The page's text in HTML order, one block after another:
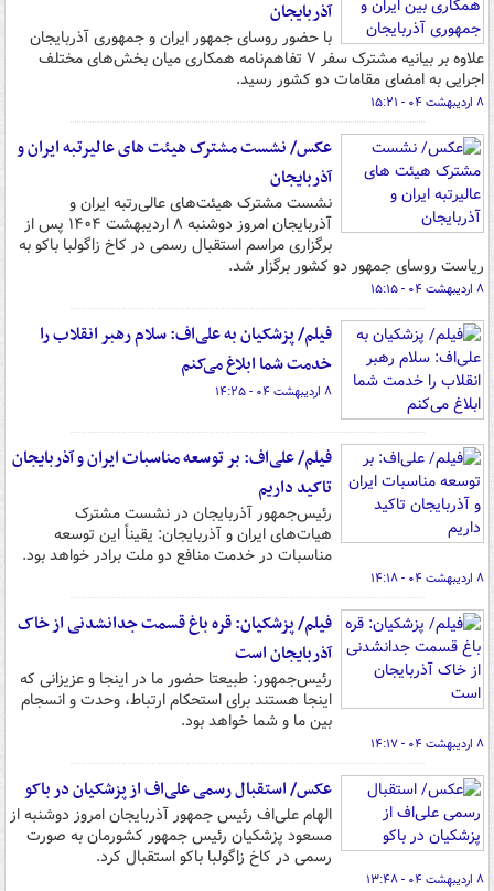
آذربایجان
با حضور روسای جمهور ایران و جمهوری آذربایجان
علاوه بر بیانیه مشترک سفر ۷ تفاهم‌نامه همکاری میان بخش‌های مختلف
اجرایی به امضای مقامات دو کشور رسید.
۸ اردیبهشت ۰۴ - ۱۵:۲۱
عکس/ نشست مشترک هیئت های عالیرتبه ایران و
آذربایجان
نشست مشترک هیئت‌های عالی‌رتبه ایران و
آذربایجان امروز دوشنبه ۸ اردیبهشت ۱۴۰۴ پس از
برگزاری مراسم استقبال رسمی در کاخ زاگولبا باکو به
ریاست روسای جمهور دو کشور برگزار شد.
۸ اردیبهشت ۰۴ - ۱۵:۱۵
فیلم/ پزشکیان به علی‌اف: سلام رهبر انقلاب را
خدمت شما ابلاغ می‌کنم
۸ اردیبهشت ۰۴ - ۱۴:۲۵
فیلم/ علی‌اف: بر توسعه مناسبات ایران و آذربایجان
تاکید داریم
رئیس‌جمهور آذربایجان در نشست مشترک
هیات‌های ایران و آذربایجان: یقیناً این توسعه
مناسبات در خدمت منافع دو ملت برادر خواهد بود.
۸ اردیبهشت ۰۴ - ۱۴:۱۸
فیلم/ پزشکیان: قره باغ قسمت جدانشدنی از خاک
آذربایجان است
رئیس‌جمهور: طبیعتا حضور ما در اینجا و عزیزانی که
اینجا هستند برای استحکام ارتباط، وحدت و انسجام
بین ما و شما خواهد بود.
۸ اردیبهشت ۰۴ - ۱۴:۱۷
عکس/ استقبال رسمی علی‌اف از پزشکیان در باکو
الهام علی‌اف رئیس جمهور آذربایجان امروز دوشنبه از
مسعود پزشکیان رئیس جمهور کشورمان به صورت
رسمی در کاخ زاگولبا باکو استقبال کرد.
۸ اردیبهشت ۰۴ - ۱۳:۴۸